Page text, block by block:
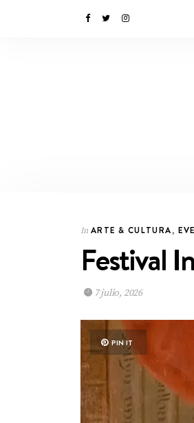
In ARTE & CULTURA,
Festival
7 julio, 2026
PIN IT